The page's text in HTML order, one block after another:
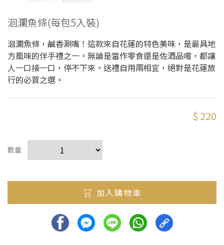
洄瀾魚條(每包5入裝)
洄瀾魚條，鹹香涮嘴！這款來自花蓮的特色美味，是最具地
方風味的伴手禮之一。無論是當作零食還是佐酒品嚐，都讓
人一口接一口，停不下來。送禮自用兩相宜，絕對是花蓮旅
行的必買之選。​
$ 220
數量
加入購物車